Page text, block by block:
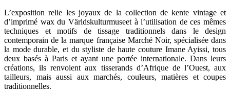
L’exposition relie les joyaux de la collection de kente vintage et
d’imprimé wax du Världskulturmuseet à l’utilisation de ces mêmes
techniques et motifs de tissage traditionnels dans le design
contemporain de la marque française Marché Noir, spécialisée dans
la mode durable, et du styliste dehaute couture Imane Ayissi, tous
deux basés à Paris et ayant une portée internationale. Dans leurs
créations, ils renvoient aux tisserands d’Afrique de l’Ouest, aux
tailleurs, mais aussi aux marchés, couleurs, matières et coupes
traditionnelles.